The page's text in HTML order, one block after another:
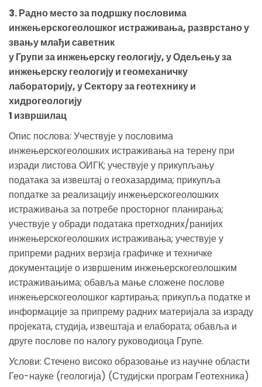
3. Радно место за подршку пословима
инжењерскогеолошког истраживања, разврстано у
звању млађи саветник
у Групи за инжењерску геологију, у Одељењу за
инжењерску геологију и геомеханичку
лабораторију, у Сектору за геотехнику и
хидрогеологију
1 извршилац
Опис послова: Учествује у пословима
инжењерскогеолошких истраживања на терену при
изради листова ОИГК; учествује у прикупљању
података за извештај о геохазардима; прикупља
попдатке за реализацију инжењерскогеолошких
истраживања за потребе просторног планирања;
учествује у обради података претходних/ранијих
инжењерскогеолошких истраживања; учествује у
припреми радних верзија графичке и техничке
документације о извршеним инжењерскогеолошким
истраживањима; обавља мање сложене послове
инжењерскогеолошког картирања; прикупља податке и
информације за припрему радних материјала за израду
пројеката, студија, извештаја и елабората; обавља и
друге послове по налогу руководиоца Групе.
Услови: Стечено високо образовање из научне области
Гео-науке (геологија) (Студијски програм Геотехника)